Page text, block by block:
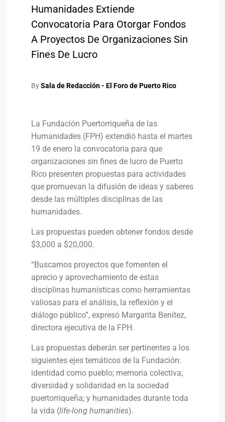
Humanidades Extiende
Convocatoria Para Otorgar Fondos
A Proyectos De Organizaciones Sin
Fines De Lucro
BySala de Redacción - El Foro de Puerto Rico
La Fundación Puertorriqueña de las
Humanidades (FPH) extendió hasta el martes
19 de enero la convocatoria para que
organizaciones sin fines de lucro de Puerto
Rico presenten propuestas para actividades
que promuevan la difusión de ideas y saberes
desde las múltiples disciplinas de las
humanidades.
Las propuestas pueden obtener fondos desde
$3,000 a $20,000.
“Buscamos proyectos que fomenten el
aprecio y aprovechamiento de estas
disciplinas humanísticas como herramientas
valiosas para el análisis, la reflexión y el
diálogo público”, expresó Margarita Benítez,
directora ejecutiva de la FPH.
Las propuestas deberán ser pertinentes a los
siguientes ejes temáticos de la Fundación:
identidad como pueblo; memoria colectiva;
diversidad y solidaridad en la sociedad
puertorriqueña; y humanidades durante toda
la vida (life-long humanities).